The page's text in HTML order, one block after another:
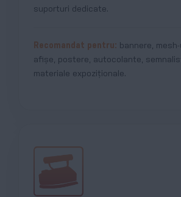
suporturi dedicate.
Recomandat pentru: bannere,
afișe, postere, autocolante,
materiale expoziționale.